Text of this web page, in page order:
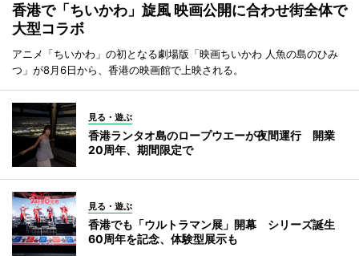
香港で「ちいかわ」旋風 映画公開に合わせ街全体で
大型コラボ
アニメ「ちいかわ」の初となる劇場版「映画ちいかわ 人魚の島のひみ
つ」が8月6日から、香港の映画館で上映される。
見る・遊ぶ
香港ランタオ島のロープウエーが夜間運行 開業
20周年、期間限定で
見る・遊ぶ
香港でも「ウルトラマン展」開幕 シリーズ誕生
60周年を記念、体験型展示も